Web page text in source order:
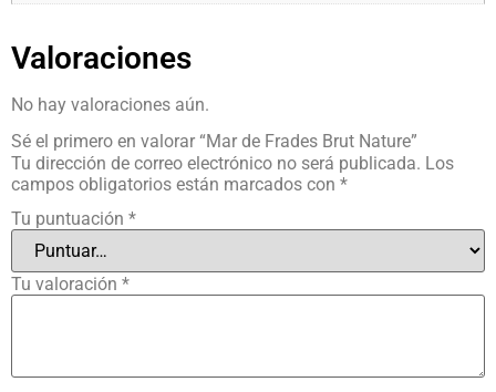
Valoraciones
No hay valoraciones aún.
Sé el primero en valorar “Mar de Frades Brut Nature”
Tu dirección de correo electrónico no será publicada. Los
campos obligatorios están marcados con *
Tu puntuación *
Tu valoración *